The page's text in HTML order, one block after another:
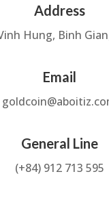
Address
Hung, Binh
Email
General Line
(+84) 912 713 595